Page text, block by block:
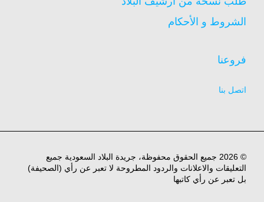
الشروط و الأحكام
فروعنا
اتصل بنا
© 2026 جميع الحقوق محفوظة، جريدة البلاد السعودية جميع
التعليقات والاعلانات والردود المطروحة لا تعبر عن رأي (الصحيفة)
بل تعبر عن رأي كاتبها